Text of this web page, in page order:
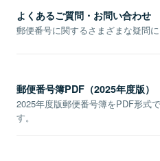
よくあるご質問・お問い合わせ
郵便番号に関するさまざまな疑問に
郵便番号簿PDF（2025年度版）
2025年度版郵便番号簿をPDF形式
す。